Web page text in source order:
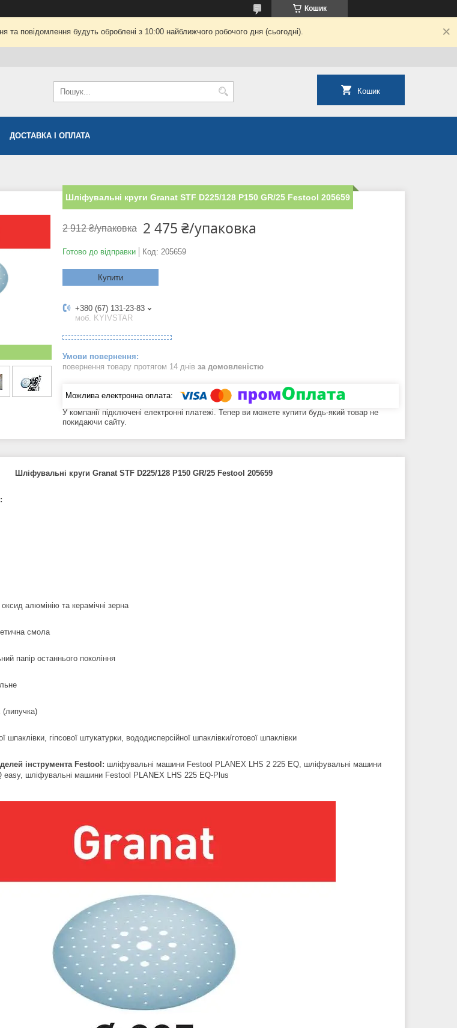
Кошик
та повідомлення будуть оброблені з 10:00 найближчого робочого дня (сьогодні).
Кошик
ДОСТАВКА І ОПЛАТА
Шліфувальні круги Granat STF D225/128 P150 GR/25 Festool 205659
2 912 ₴/упаковка 2 475 ₴/упаковка
Готово до відправки Код: 205659
Купити
+380 (67) 131-23-83
моб. KYIVSTAR
повернення товару протягом 14 днів за домовленістю
У компанії підключені електронні платежі. Тепер ви можете купити будь-який товар не
покидаючи сайту.
Шліфувальні круги Granat STF D225/128 P150 GR/25 Festool 205659
алюмінію та керамічні зерна
смола
папір останнього покоління
шпаклівки, гіпсової штукатурки, вододисперсійної шпаклівки/готової шпаклівки
інструмента Festool: шліфувальні машини Festool PLANEX LHS 2 225 EQ, шліфувальні машини
easy, шліфувальні машини Festool PLANEX LHS 225 EQ-Plus